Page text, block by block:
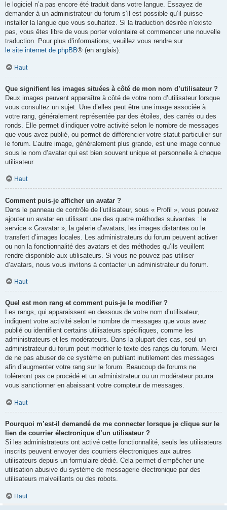
le logiciel n’a pas encore été traduit dans votre langue. Essayez de
demander à un administrateur du forum s’il est possible qu’il puisse
installer la langue que vous souhaitez. Si la traduction désirée n’existe
pas, vous êtes libre de vous porter volontaire et commencer une nouvelle
traduction. Pour plus d’informations, veuillez vous rendre sur
le site internet de phpBB® (en anglais).
Haut
Que signifient les images situées à côté de mon nom d’utilisateur ?
Deux images peuvent apparaître à côté de votre nom d’utilisateur lorsque
vous consultez un sujet. Une d’elles peut être une image associée à
votre rang, généralement représentée par des étoiles, des carrés ou des
ronds. Elle permet d’indiquer votre activité selon le nombre de messages
que vous avez publié, ou permet de différencier votre statut particulier sur
le forum. L’autre image, généralement plus grande, est une image connue
sous le nom d’avatar qui est bien souvent unique et personnelle à chaque
utilisateur.
Haut
Comment puis-je afficher un avatar ?
Dans le panneau de contrôle de l’utilisateur, sous « Profil », vous pouvez
ajouter un avatar en utilisant une des quatre méthodes suivantes : le
service « Gravatar », la galerie d’avatars, les images distantes ou le
transfert d’images locales. Les administrateurs du forum peuvent activer
ou non la fonctionnalité des avatars et des méthodes qu’ils veuillent
rendre disponible aux utilisateurs. Si vous ne pouvez pas utiliser
d’avatars, nous vous invitons à contacter un administrateur du forum.
Haut
Quel est mon rang et comment puis-je le modifier ?
Les rangs, qui apparaissent en dessous de votre nom d’utilisateur,
indiquent votre activité selon le nombre de messages que vous avez
publié ou identifient certains utilisateurs spécifiques, comme les
administrateurs et les modérateurs. Dans la plupart des cas, seul un
administrateur du forum peut modifier le texte des rangs du forum. Merci
de ne pas abuser de ce système en publiant inutilement des messages
afin d’augmenter votre rang sur le forum. Beaucoup de forums ne
toléreront pas ce procédé et un administrateur ou un modérateur pourra
vous sanctionner en abaissant votre compteur de messages.
Haut
Pourquoi m’est-il demandé de me connecter lorsque je clique sur le
lien de courrier électronique d’un utilisateur ?
Si les administrateurs ont activé cette fonctionnalité, seuls les utilisateurs
inscrits peuvent envoyer des courriers électroniques aux autres
utilisateurs depuis un formulaire dédié. Cela permet d’empêcher une
utilisation abusive du système de messagerie électronique par des
utilisateurs malveillants ou des robots.
Haut